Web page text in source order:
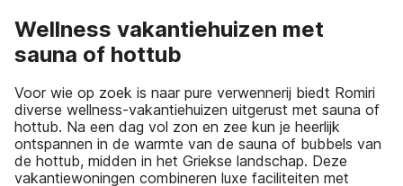
Wellness vakantiehuizen met
sauna of hottub
Voor wie op zoek is naar pure verwennerij biedt Romiri
diverse wellness-vakantiehuizen uitgerust met sauna of
hottub. Na een dag vol zon en zee kun je heerlijk
ontspannen in de warmte van de sauna of bubbels van
de hottub, midden in het Griekse landschap. Deze
vakantiewoningen combineren luxe faciliteiten met